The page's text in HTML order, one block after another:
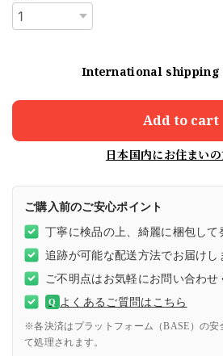
International shipping
Add to cart
日本国内にお住まい
ご購入前のご安心ポイント
丁寧に検品の上、綺麗に梱包して
追跡が可能な配送方法でお届けし
ご不明点はお気軽にお問い合わせ
Q よくあるご質問はこちら
※各決済はプラットフォーム（BASE）の安
て処理されます。